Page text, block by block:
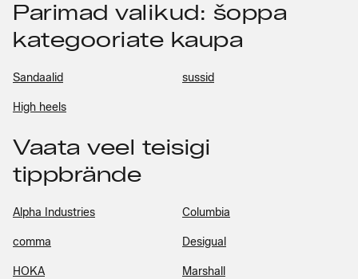
Parimad valikud: šoppa
kategooriate kaupa
Sandaalid sussid
High heels
Vaata veel teisigi
tippbrände
Alpha Industries Columbia
comma Desigual
HOKA Marshall